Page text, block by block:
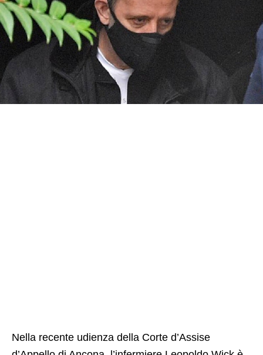
Nella recente udienza della Corte d’Assise